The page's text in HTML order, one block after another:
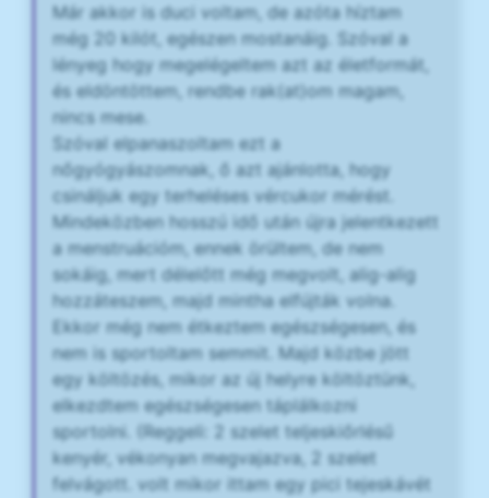
Már akkor is duci voltam, de azóta híztam
még 20 kilót, egészen mostanáig. Szóval a
lényeg hogy megelégeltem azt az életformát,
és eldöntöttem, rendbe rak(at)om magam,
nincs mese.
Szóval elpanaszoltam ezt a
nőgyógyászomnak, ő azt ajánlotta, hogy
csináljuk egy terheléses vércukor mérést.
Mindeközben hosszú idő után újra jelentkezett
a menstruációm, ennek örültem, de nem
sokáig, mert délelőtt még megvolt, alig-alig
hozzáteszem, majd mintha elfújták volna.
Ekkor még nem étkeztem egészségesen, és
nem is sportoltam semmit. Majd közbe jött
egy költözés, mikor az új helyre költöztünk,
elkezdtem egészségesen táplálkozni
sportolni. (Reggeli: 2 szelet teljeskiőrlésű
kenyér, vékonyan megvajazva, 2 szelet
felvágott. volt mikor ittam egy pici tejeskávét